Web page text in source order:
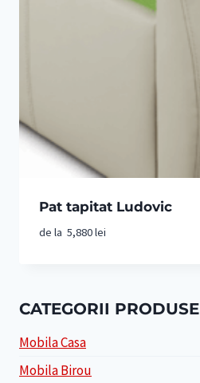
Pat tapitat Ludovic
de la 5,880lei
CATEGORII PRODUSE
Mobila Casa
Mobila Birou